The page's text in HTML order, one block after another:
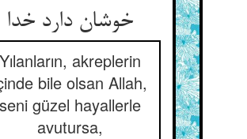
خوشان دارد خدا
Yılanların, akreplerin
bile olsan Allah,
seni güzel hayallerle
avutursa,